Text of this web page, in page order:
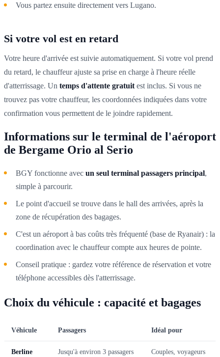
Vous partez ensuite directement vers Lugano.
Si votre vol est en retard
Votre heure d'arrivée est suivie automatiquement. Si votre vol prend
du retard, le chauffeur ajuste sa prise en charge à l'heure réelle
d'atterrissage. Un temps d'attente gratuit est inclus. Si vous ne
trouvez pas votre chauffeur, les coordonnées indiquées dans votre
confirmation vous permettent de le joindre rapidement.
Informations sur le terminal de l'aéroport
de Bergame Orio al Serio
BGY fonctionne avec un seul terminal passagers principal,
simple à parcourir.
Le point d'accueil se trouve dans le hall des arrivées, après la
zone de récupération des bagages.
C'est un aéroport à bas coûts très fréquenté (base de Ryanair) : la
coordination avec le chauffeur compte aux heures de pointe.
Conseil pratique : gardez votre référence de réservation et votre
téléphone accessibles dès l'atterrissage.
Choix du véhicule : capacité et bagages
Véhicule Passagers Idéal pour
Berline
Jusqu'à environ 3 passagers
Couples, voyageurs